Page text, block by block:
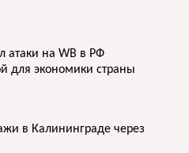
атаки на WB в РФ
для экономики страны
в Калининграде через